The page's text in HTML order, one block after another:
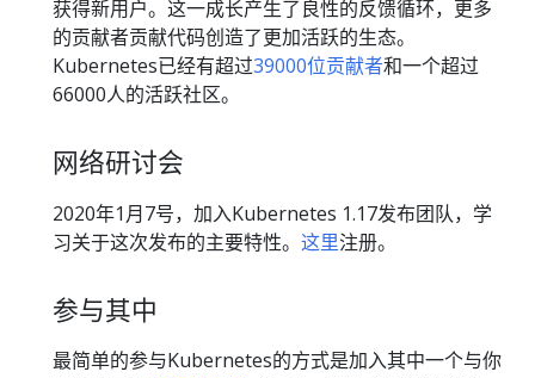
获得新用户。这一成长产生了良性的反馈循环，更多
的贡献者贡献代码创造了更加活跃的生态。
Kubernetes已经有超过39000位贡献者和一个超过
66000人的活跃社区。
网络研讨会
2020年1月7号，加入Kubernetes 1.17发布团队，学
习关于这次发布的主要特性。 这里注册。
参与其中
最简单的参与Kubernetes的方式是加入其中一个与你